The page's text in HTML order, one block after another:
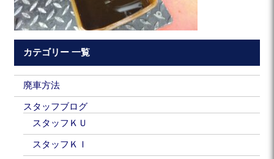
カテゴリー 一覧
廃車方法
スタッフブログ
スタッフＫＵ
スタッフＫＩ